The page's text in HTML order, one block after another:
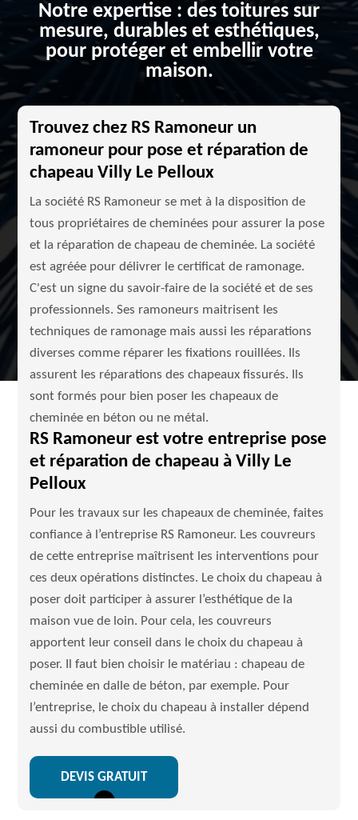
Notre expertise : des toitures sur
mesure, durables et esthétiques,
pour protéger et embellir votre
maison.
Trouvez chez RS Ramoneur un
ramoneur pour pose et réparation de
chapeau Villy Le Pelloux
La société RS Ramoneur se met à la disposition de
tous propriétaires de cheminées pour assurer la pose
et la réparation de chapeau de cheminée. La société
est agréée pour délivrer le certificat de ramonage.
C'est un signe du savoir-faire de la société et de ses
professionnels. Ses ramoneurs maitrisent les
techniques de ramonage mais aussi les réparations
diverses comme réparer les fixations rouillées. Ils
assurent les réparations des chapeaux fissurés. Ils
sont formés pour bien poser les chapeaux de
cheminée en béton ou ne métal.
RS Ramoneur est votre entreprise pose
et réparation de chapeau à Villy Le
Pelloux
Pour les travaux sur les chapeaux de cheminée, faites
confiance à l’entreprise RS Ramoneur. Les couvreurs
de cette entreprise maîtrisent les interventions pour
ces deux opérations distinctes. Le choix du chapeau à
poser doit participer à assurer l’esthétique de la
maison vue de loin. Pour cela, les couvreurs
apportent leur conseil dans le choix du chapeau à
poser. Il faut bien choisir le matériau : chapeau de
cheminée en dalle de béton, par exemple. Pour
l’entreprise, le choix du chapeau à installer dépend
aussi du combustible utilisé.
DEVIS GRATUIT